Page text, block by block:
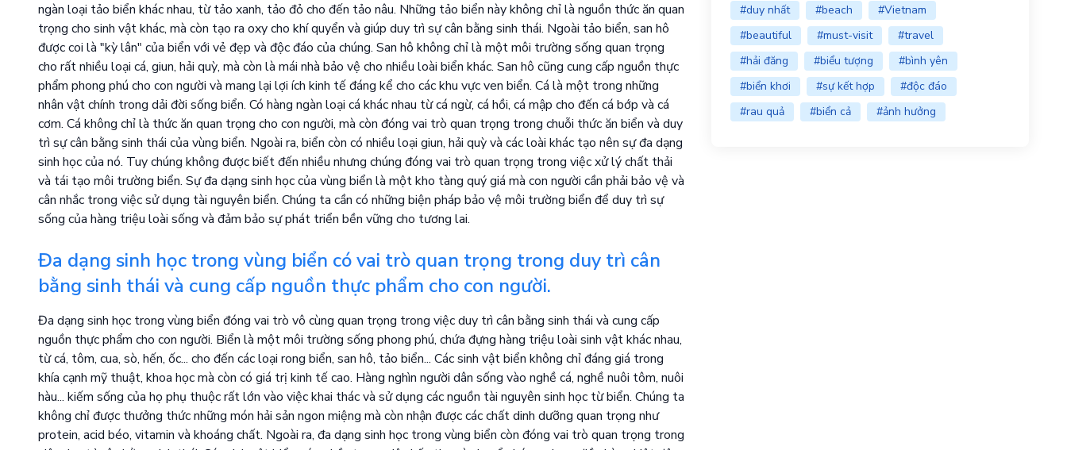
ngàn loại tảo biển khác nhau, từ tảo xanh, tảo đỏ cho đến tảo nâu. Những tảo biển này không chỉ là nguồn thức ăn quan
trọng cho sinh vật khác, mà còn tạo ra oxy cho khí quyển và giúp duy trì sự cân bằng sinh thái. Ngoài tảo biển, san hô
được coi là "kỳ lân" của biển với vẻ đẹp và độc đáo của chúng. San hô không chỉ là một môi trường sống quan trọng
cho rất nhiều loại cá, giun, hải quỳ, mà còn là mái nhà bảo vệ cho nhiều loài biển khác. San hô cũng cung cấp nguồn thực
phẩm phong phú cho con người và mang lại lợi ích kinh tế đáng kể cho các khu vực ven biển. Cá là một trong những
nhân vật chính trong dải đời sống biển. Có hàng ngàn loại cá khác nhau từ cá ngừ, cá hồi, cá mập cho đến cá bớp và cá
cơm. Cá không chỉ là thức ăn quan trọng cho con người, mà còn đóng vai trò quan trọng trong chuỗi thức ăn biển và duy
trì sự cân bằng sinh thái của vùng biển. Ngoài ra, biển còn có nhiều loại giun, hải quỳ và các loài khác tạo nên sự đa dạng
sinh học của nó. Tuy chúng không được biết đến nhiều nhưng chúng đóng vai trò quan trọng trong việc xử lý chất thải
và tái tạo môi trường biển. Sự đa dạng sinh học của vùng biển là một kho tàng quý giá mà con người cần phải bảo vệ và
cân nhắc trong việc sử dụng tài nguyên biển. Chúng ta cần có những biện pháp bảo vệ môi trường biển để duy trì sự
sống của hàng triệu loài sống và đảm bảo sự phát triển bền vững cho tương lai.
Đa dạng sinh học trong vùng biển có vai trò quan trọng trong duy trì cân
bằng sinh thái và cung cấp nguồn thực phẩm cho con người.
Đa dạng sinh học trong vùng biển đóng vai trò vô cùng quan trọng trong việc duy trì cân bằng sinh thái và cung cấp
nguồn thực phẩm cho con người. Biển là một môi trường sống phong phú, chứa đựng hàng triệu loài sinh vật khác nhau,
từ cá, tôm, cua, sò, hến, ốc... cho đến các loại rong biển, san hô, tảo biển... Các sinh vật biển không chỉ đáng giá trong
khía cạnh mỹ thuật, khoa học mà còn có giá trị kinh tế cao. Hàng nghìn người dân sống vào nghề cá, nghề nuôi tôm, nuôi
hàu... kiếm sống của họ phụ thuộc rất lớn vào việc khai thác và sử dụng các nguồn tài nguyên sinh học từ biển. Chúng ta
không chỉ được thưởng thức những món hải sản ngon miệng mà còn nhận được các chất dinh dưỡng quan trọng như
protein, acid béo, vitamin và khoáng chất. Ngoài ra, đa dạng sinh học trong vùng biển còn đóng vai trò quan trọng trong
#duy nhất
#beach
#Vietnam
#beautiful
#must-visit
#travel
#hải đăng
#biểu tượng
#bình yên
#biển khơi
#sự kết hợp
#độc đáo
#rau quả
#biển cả #ảnh hưởng